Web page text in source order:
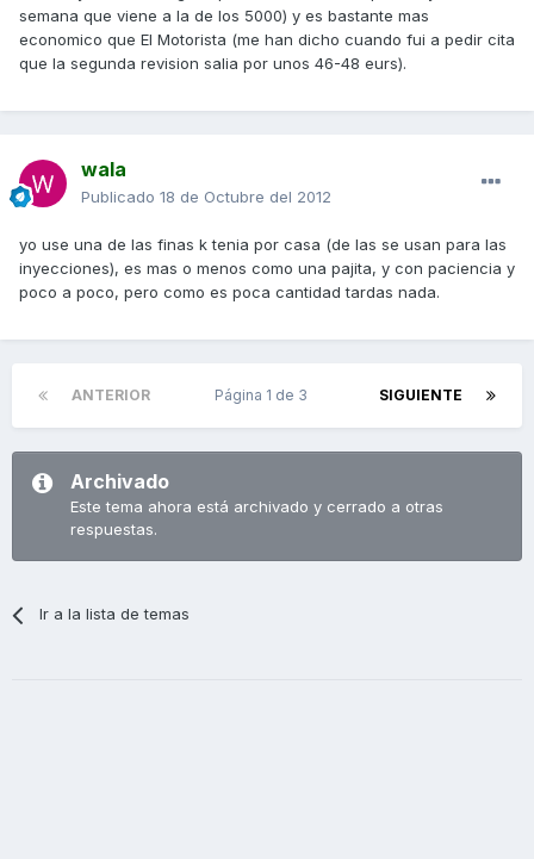
semana que viene a la de los 5000) y es bastante mas
economico que El Motorista (me han dicho cuando fui a pedir cita
que la segunda revision salia por unos 46-48 eurs).
wala
Publicado 18 de Octubre del 2012
yo use una de las finas k tenia por casa (de las se usan para las
inyecciones), es mas o menos como una pajita, y con paciencia y
poco a poco, pero como es poca cantidad tardas nada.
ANTERIOR SIGUIENTE
Página 1 de 3
Archivado
Este tema ahora está archivado y cerrado a otras
respuestas.
Ir a la lista de temas